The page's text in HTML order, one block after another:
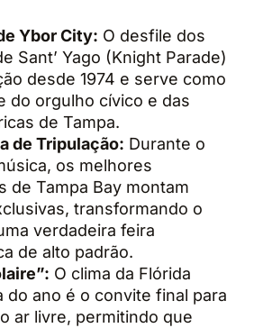
Ybor City: O desfile dos
Sant’ Yago (Knight Parade)
desde 1974 e serve como
do orgulho cívico e das
de Tampa.
de Tripulação: Durante o
os melhores
de Tampa Bay montam
transformando o
verdadeira feira
de alto padrão.
O clima da Flórida
do ano é o convite final para
ar livre, permitindo que